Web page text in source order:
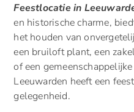
Feestlocatie in
en historische charme,
het houden van
een bruiloft plant, een
of een
Leeuwarden heeft een
gelegenheid.